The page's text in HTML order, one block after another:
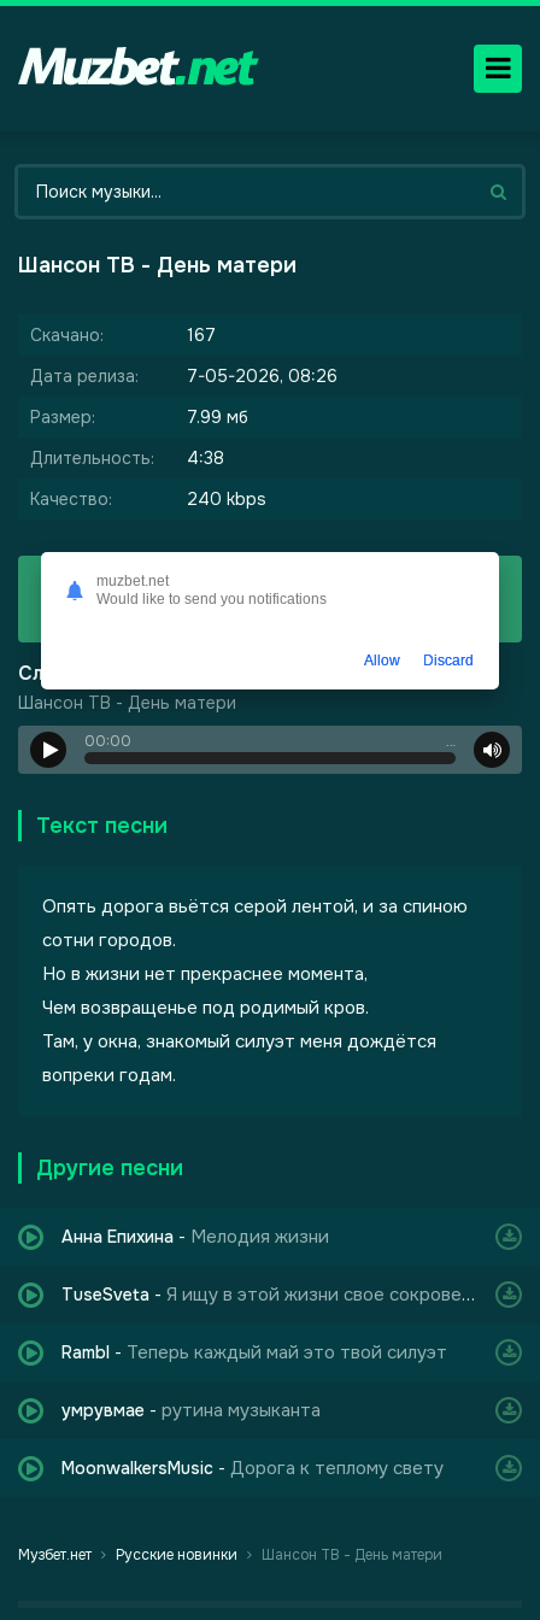
Шансон ТВ - День матери
Скачано:
167
Дата релиза:
7-05-2026, 08:26
Размер:
7.99 мб
Длительность:
4:38
Качество:
240 kbps
Скачать
Слушать
Шансон ТВ - День матери
00:00 …
Текст песни
Опять дорога вьётся серой лентой, и за спиною
сотни городов.
Но в жизни нет прекраснее момента,
Чем возвращенье под родимый кров.
Там, у окна, знакомый силуэт меня дождётся
вопреки годам.
Другие песни
Анна Епихина - Мелодия жизни
TuseSveta - Я ищу в этой жизни свое сокровенное
Rambl - Теперь каждый май это твой силуэт
умрувмае - рутина музыканта
MoonwalkersMusic - Дорога к теплому свету
Музбет.нет Русские новинки Шансон ТВ - День матери
Город Грехов
muzbet.net
Would like to send you notifications
Allow Discard